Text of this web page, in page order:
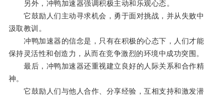
另外，冲鸭加速器强调积极主动和乐观心态。
它鼓励人们主动寻求机会，勇于面对挑战，并从失败中
汲取教训。
冲鸭加速器的信念是，只有在积极的心态下，人们才能
保持灵活性和创造力，从而在竞争激烈的环境中成功突围。
最后，冲鸭加速器还重视建立良好的人际关系和合作精
神。
它鼓励人们与他人合作、分享经验，互相支持和激发潜